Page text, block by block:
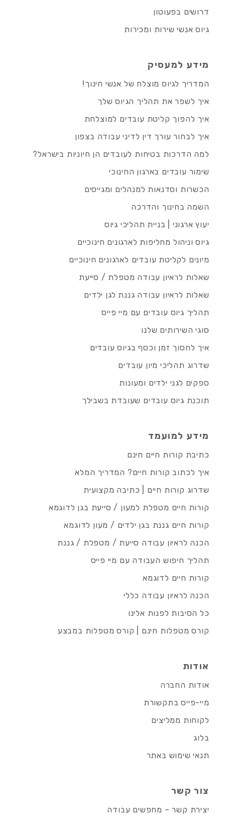
דרושים בפעוטון
גיוס אנשי שירות ומכירות
מידע למעסיק
המדריך לגיוס מוצלח של אנשי חינוך!
איך לשפר את תהליך הגיוס שלך
איך להפוך קליטת עובדים למוצלחת
איך לבחור עורך דין לדיני עבודה בצפון
למה הדרכות בטיחות לעובדים הן חיוניות בישראל?
שימור עובדים בארגון החינוכי
הכשרות וסדנאות למנהלים ומגייסים
השמה בחינוך והדרכה
יעוץ ארגוני | בניית תהליכי גיוס
גיוס וניהול מחליפות לארגונים חינוכיים
מיונים לקליטת עובדים לארגונים חינוכיים
שאלות לראיון עבודה מטפלת / סייעת
שאלות לראיון עבודה גננת לגן ילדים
תהליך גיוס עובדים עם מיי פייס
סוגי השירותים שלנו
איך לחסוך זמן וכסף בגיוס עובדים
שדרוג תהליכי מיון עובדים
ספקים לגני ילדים ומעונות
תוכנת גיוס עובדים שעובדת בשבילך
מידע למועמד
כתיבת קורות חיים חינם
איך לכתוב קורות חיים? המדריך המלא
שדרוג קורות חיים | כתיבה מקצועית
קורות חיים מטפלת למעון / סייעת בגן לדוגמא
קורות חיים גננת בגן ילדים / מעון לדוגמא
הכנה לראיון עבודה סייעת / מטפלת / גננת
תהליך חיפוש העבודה עם מיי פייס
קורות חיים לדוגמא
הכנה לראיון עבודה כללי
כל הסיבות לפנות אלינו
קורס מטפלות חינם | קורס מטפלות במבצע
אודות
אודות החברה
מיי-פייס בתקשורת
לקוחות ממליצים
בלוג
תנאי שימוש באתר
צור קשר
יצירת קשר – מחפשים עבודה